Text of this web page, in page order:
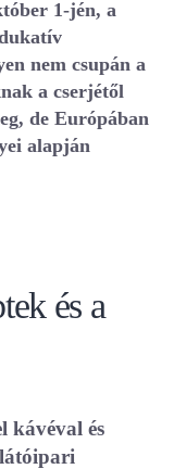
1-jén, a
nem csupán a
a cserjétől
de Európában
alapján
és a
kávéval és